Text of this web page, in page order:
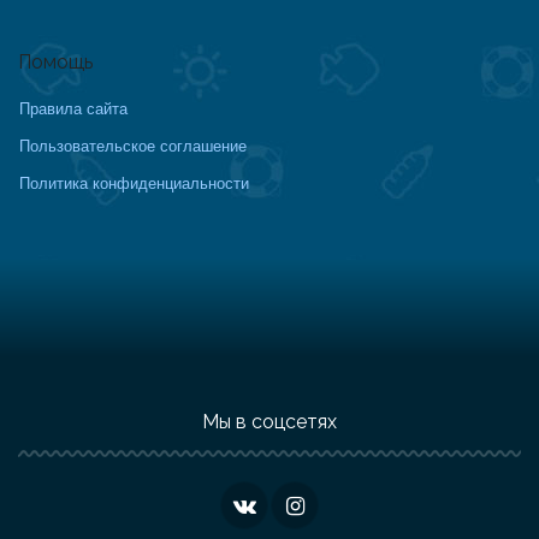
Помощь
Правила сайта
Пользовательское соглашение
Политика конфиденциальности
Мы в соцсетях